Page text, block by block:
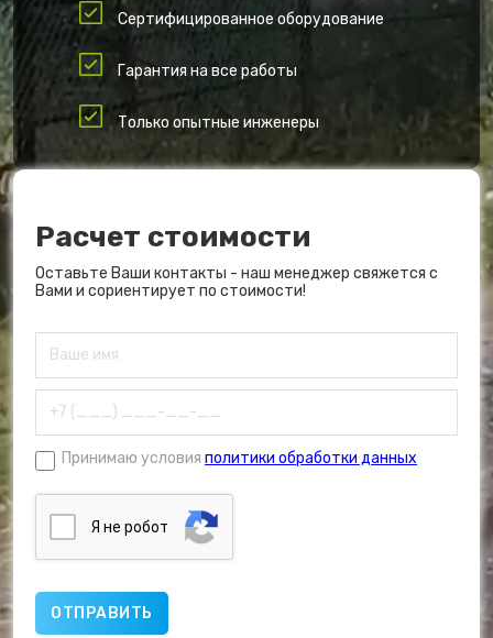
Сертифицированное оборудование
Гарантия на все работы
Только опытные инженеры
Расчет стоимости
Оставьте Ваши контакты - наш менеджер свяжется с
Вами и сориентирует по стоимости!
Принимаю условия политики обработки данных
Я нe poбoт